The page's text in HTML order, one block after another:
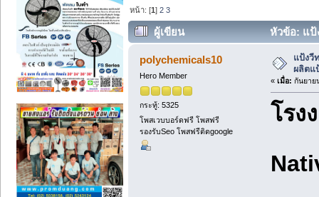
หน้า: [1]2 3
ผู้เขียน หัวข้อ: แป้
polychemicals10
Hero Member
กระทู้: 5325
โพสเวบบอร์ดฟรี โพสฟรี
รองรับSeo โพสฟรีติดgoogle
แป้งวี
ผลิตแ
« เมื่อ: กันยาย
โรง